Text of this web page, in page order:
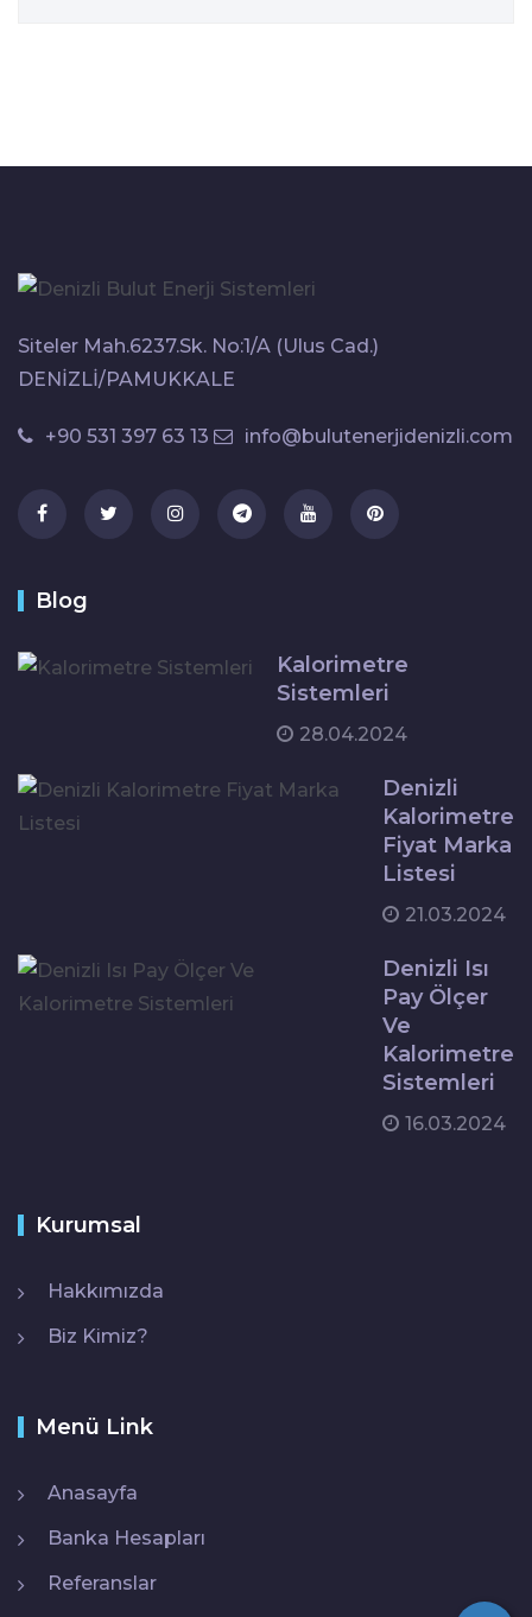
Siteler Mah.6237.Sk. No:1/A (Ulus Cad.)
DENİZLİ/PAMUKKALE
+90 531 397 63 13 info@bulutenerjidenizli.com
Blog
Kalorimetre
Sistemleri
28.04.2024
Denizli
Kalorimetre
Fiyat Marka
Listesi
21.03.2024
Denizli Isı
Pay Ölçer
Ve
Kalorimetre
Sistemleri
16.03.2024
Kurumsal
Hakkımızda
Biz Kimiz?
Menü Link
Anasayfa
Banka Hesapları
Referanslar